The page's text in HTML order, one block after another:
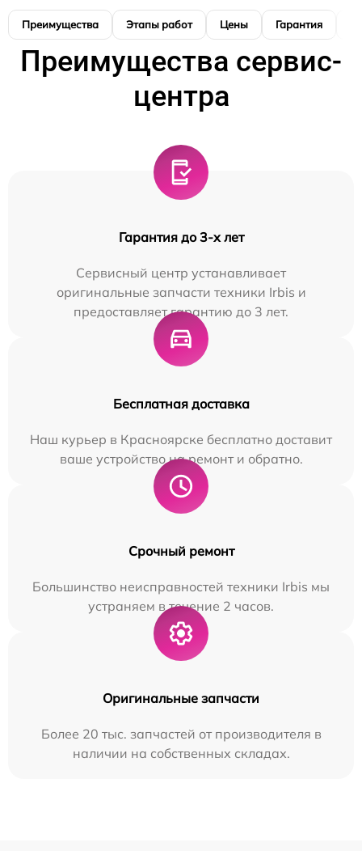
Преимущества Этапы работ Цены Гарантия
Преимущества сервис-
центра
Гарантия до 3-х лет
Сервисный центр устанавливает
оригинальные запчасти техники Irbis и
предоставляет гарантию до 3 лет.
Бесплатная доставка
Наш курьер в Красноярске бесплатно доставит
ваше устройство на ремонт и обратно.
Срочный ремонт
Большинство неисправностей техники Irbis мы
устраняем в течение 2 часов.
Оригинальные запчасти
Более 20 тыс. запчастей от производителя в
наличии на собственных складах.